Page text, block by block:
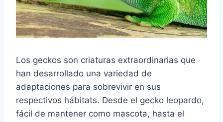
Los geckos son criaturas extraordinarias que
han desarrollado una variedad de
adaptaciones para sobrevivir en sus
respectivos hábitats. Desde el gecko leopardo,
fácil de mantener como mascota, hasta el